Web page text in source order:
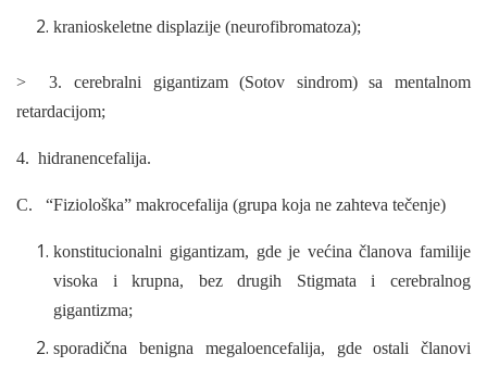
kranioskeletne displazije (neurofibromatoza);
> 3. cerebralni gigantizam (Sotov sindrom) sa mentalnom
retardacijom;
4. hidranencefalija.
C. “Fiziološka” makrocefalija (grupa koja ne zahteva tečenje)
konstitucionalni gigantizam, gde je većina članova familije
visoka i krupna, bez drugih Stigmata i cerebralnog
gigantizma;
sporadična benigna megaloencefalija, gde ostali članovi